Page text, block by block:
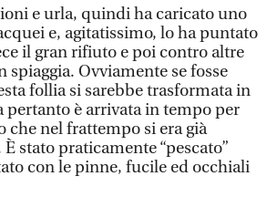
e urla, quindi ha caricato uno
e, agitatissimo, lo ha puntato
il gran rifiuto e poi contro altre
Ovviamente se fosse
follia si sarebbe trasformata in
pertanto è arrivata in tempo per
che nel frattempo si era già
È stato praticamente “pescato”
con le pinne, fucile ed occhiali